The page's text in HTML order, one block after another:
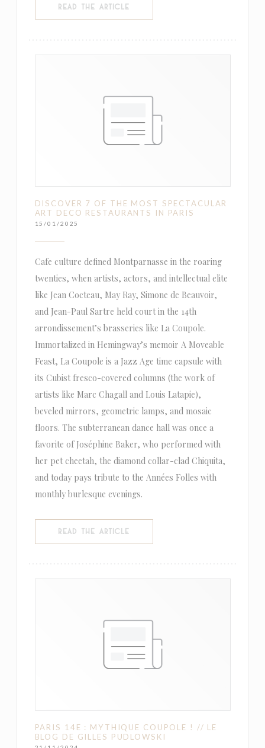
READ THE ARTICLE
DISCOVER 7 OF THE MOST SPECTACULAR
ART DECO RESTAURANTS IN PARIS
15/01/2025
Cafe culture defined Montparnasse in the roaring
twenties, when artists, actors, and intellectual elite
like Jean Cocteau, May Ray, Simone de Beauvoir,
and Jean-Paul Sartre held court in the 14th
arrondissement’s brasseries like La Coupole.
Immortalized in Hemingway’s memoir A Moveable
Feast, La Coupole is a Jazz Age time capsule with
its Cubist fresco-covered columns (the work of
artists like Marc Chagall and Louis Latapie),
beveled mirrors, geometric lamps, and mosaic
floors. The subterranean dance hall was once a
favorite of Joséphine Baker, who performed with
her pet cheetah, the diamond collar-clad Chiquita,
and today pays tribute to the Années Folles with
monthly burlesque evenings.
READ THE ARTICLE
PARIS 14E : MYTHIQUE COUPOLE ! // LE
BLOG DE GILLES PUDLOWSKI